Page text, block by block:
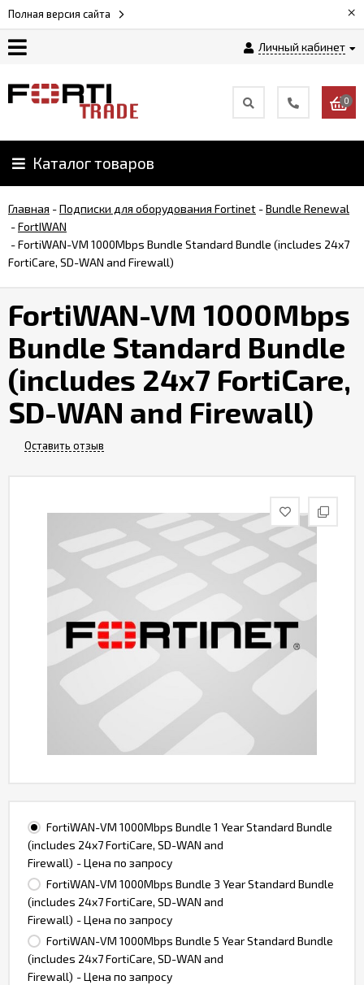
Полная версия сайта ×
Личный кабинет
Как
заказать
и
оплата
Контакты
0
Каталог товаров
Главная -Подписки для оборудования Fortinet -Bundle Renewal
-FortIWAN
-FortiWAN-VM 1000Mbps Bundle Standard Bundle (includes 24x7
FortiCare, SD-WAN and Firewall)
FortiWAN-VM 1000Mbps
Bundle Standard Bundle
(includes 24x7 FortiCare,
SD-WAN and Firewall)
Оставить отзыв
FortiWAN-VM 1000Mbps Bundle 1 Year Standard Bundle
(includes 24x7 FortiCare, SD-WAN and
Firewall) - Цена по запросу
FortiWAN-VM 1000Mbps Bundle 3 Year Standard Bundle
(includes 24x7 FortiCare, SD-WAN and
Firewall) - Цена по запросу
FortiWAN-VM 1000Mbps Bundle 5 Year Standard Bundle
(includes 24x7 FortiCare, SD-WAN and
Firewall) - Цена по запросу